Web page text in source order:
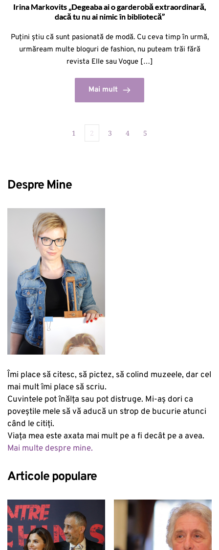
Irina Markovits „Degeaba ai o garderobă extraordinară,
dacă tu nu ai nimic în bibliotecă”
Puțini știu că sunt pasionată de modă. Cu ceva timp în urmă,
urmăream multe bloguri de fashion, nu puteam trăi fără
revista Elle sau Vogue […]
Mai mult
1 2 3 4 5
Despre Mine
Îmi place să citesc, să pictez, să colind muzeele, dar cel
mai mult îmi place să scriu.
Cuvintele pot înălța sau pot distruge. Mi-aș dori ca
poveștile mele să vă aducă un strop de bucurie atunci
când le citiți.
Viața mea este axata mai mult pe a fi decât pe a avea.
Mai multe despre mine.
Articole populare